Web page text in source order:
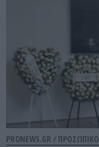
PRONEWS.GR / ΠΡΟΣΩΠΙΚΟ